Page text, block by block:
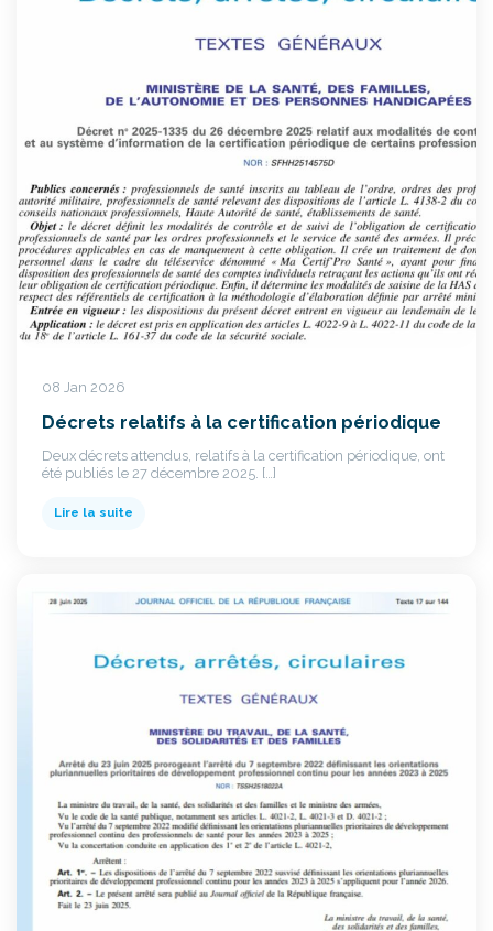
08 Jan 2026
Décrets relatifs à la certification périodique
Deux décrets attendus, relatifs à la certification périodique, ont
été publiés le 27 décembre 2025. […]
Lire la suite